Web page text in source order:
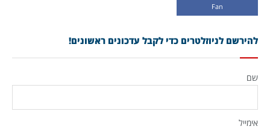
Fan
להירשם לניוזלטרים כדי לקבל עדכונים ראשונים!
שם
אימייל